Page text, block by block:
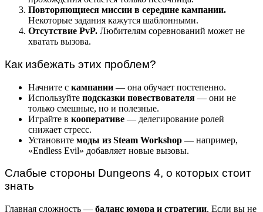
Повторяющиеся миссии в середине кампании.
Некоторые задания кажутся шаблонными.
Отсутствие PvP. Любителям соревнований может не
хватать вызова.
Как избежать этих проблем?
Начните с кампании — она обучает постепенно.
Используйте подсказки повествователя — они не
только смешные, но и полезные.
Играйте в кооперативе — делегирование ролей
снижает стресс.
Установите моды из Steam Workshop — например,
«Endless Evil» добавляет новые вызовы.
Слабые стороны Dungeons 4, о которых стоит
знать
Главная сложность — баланс юмора и стратегии. Если вы не